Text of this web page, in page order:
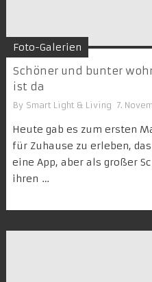
Foto-Galerien
Schöner und bunter
ist da
By Smart Light & Living 7.
Heute gab es zum ersten
für Zuhause zu erleben,
eine App, aber als großer
ihren …